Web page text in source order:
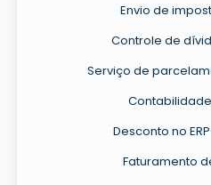
Envio de
Controle de
Serviço de
Desconto no
Faturamento